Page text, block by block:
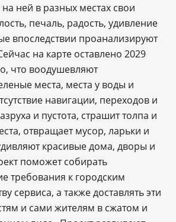
на ней в разных местах свои
печаль, радость, удивление
впоследствии проанализируют
на карте оставлено 2029
что воодушевляют
места, места у воды и
навигации, переходов и
и пустота, страшит толпа и
отвращает мусор, ларьки и
красивые дома, дворы и
поможет собирать
требования к городским
сервиса, а также доставлять эти
и сами жителям в сжатом и